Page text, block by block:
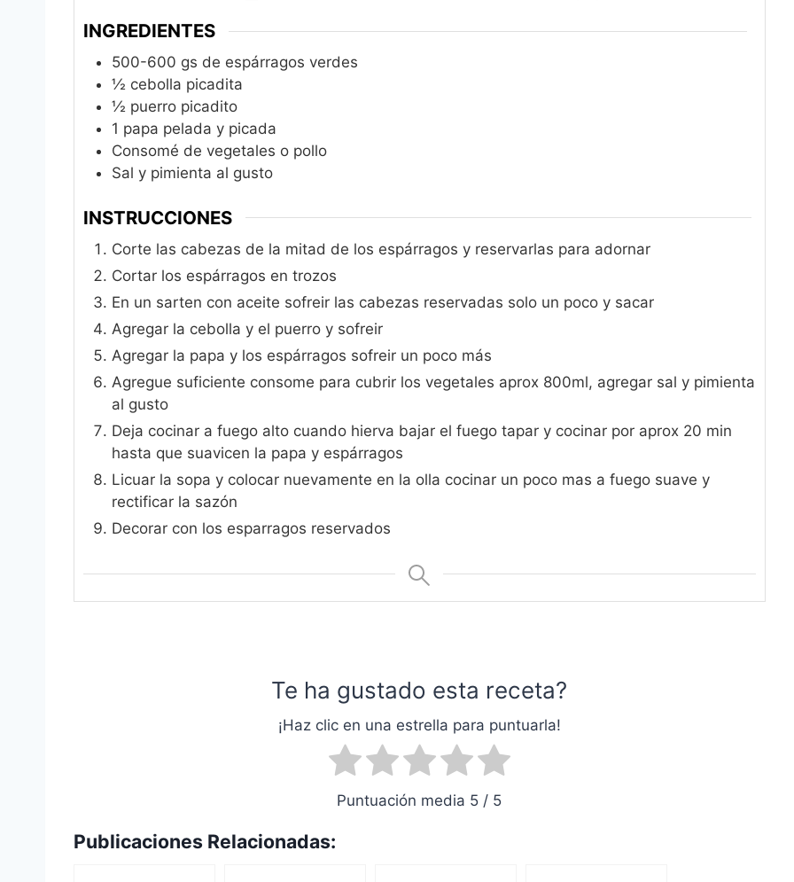
INGREDIENTES
500-600 gs de espárragos verdes
½ cebolla picadita
½ puerro picadito
1 papa pelada y picada
Consomé de vegetales o pollo
Sal y pimienta al gusto
INSTRUCCIONES
Corte las cabezas de la mitad de los espárragos y reservarlas para adornar
Cortar los espárragos en trozos
En un sarten con aceite sofreir las cabezas reservadas solo un poco y sacar
Agregar la cebolla y el puerro y sofreir
Agregar la papa y los espárragos sofreir un poco más
Agregue suficiente consome para cubrir los vegetales aprox 800ml, agregar sal y pimienta
al gusto
Deja cocinar a fuego alto cuando hierva bajar el fuego tapar y cocinar por aprox 20 min
hasta que suavicen la papa y espárragos
Licuar la sopa y colocar nuevamente en la olla cocinar un poco mas a fuego suave y
rectificar la sazón
Decorar con los esparragos reservados
Te ha gustado esta receta?
¡Haz clic en una estrella para puntuarla!
Puntuación media 5 / 5
Publicaciones Relacionadas: